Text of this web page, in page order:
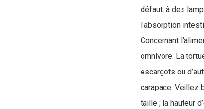
défaut, à des
l’absorption
Concernant
omnivore. La
escargots ou
carapace. Veillez
taille ; la hauteur